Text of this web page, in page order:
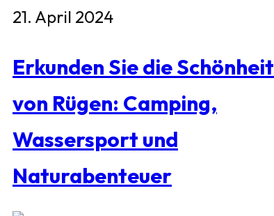
21. April 2024
Erkunden Sie die Schönheit
von Rügen: Camping,
Wassersport und
Naturabenteuer